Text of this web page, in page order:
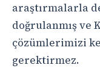
araştırmalarla
doğrulanmış ve
çözümlerimizi
gerektirmez.